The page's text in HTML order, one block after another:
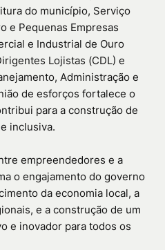
do município, Serviço
e Pequenas Empresas
e Industrial de Ouro
Lojistas (CDL) e
Administração e
de esforços fortalece o
para a construção de
inclusiva.
empreendedores e a
o engajamento do governo
da economia local, a
e a construção de um
e inovador para todos os